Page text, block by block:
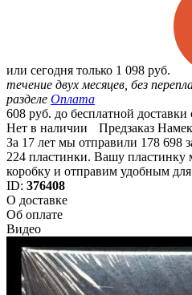
или сегодня только 1 098 руб.
течение двух месяцев, без
разделе Оплата
608 руб. до бесплатной доставки
Нет в наличии
Предзаказ
За 17 лет мы отправили 178 698
224 пластинки. Вашу
коробку и отправим удобным
ID: 376408
О доставке
Об оплате
Видео